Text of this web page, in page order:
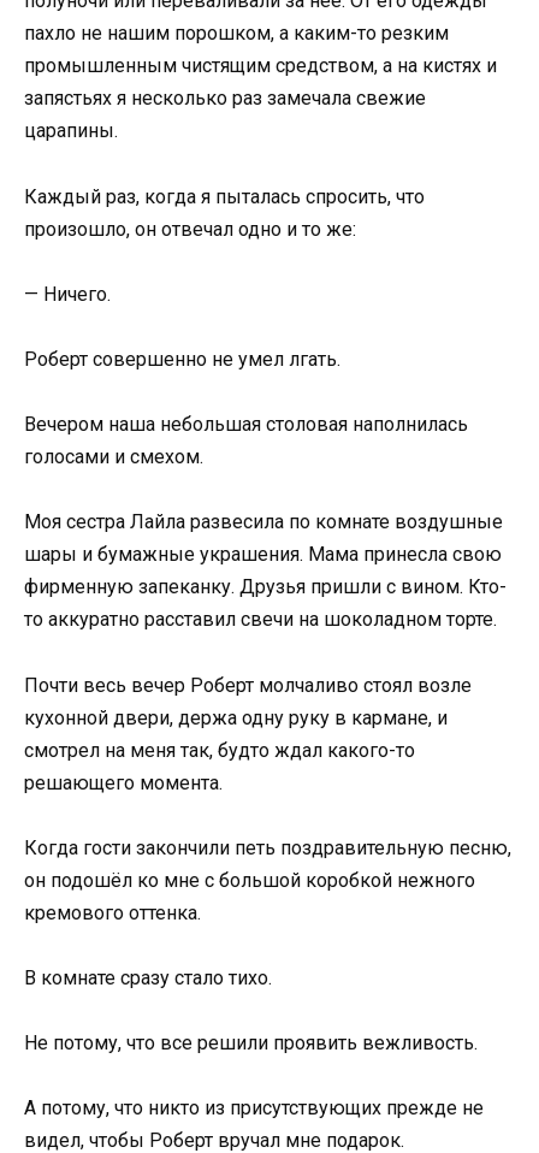
пахло не нашим порошком, а каким-то резким
промышленным чистящим средством, а на кистях и
запястьях я несколько раз замечала свежие
царапины.
Каждый раз, когда я пыталась спросить, что
произошло, он отвечал одно и то же:
— Ничего.
Роберт совершенно не умел лгать.
Вечером наша небольшая столовая наполнилась
голосами и смехом.
Моя сестра Лайла развесила по комнате воздушные
шары и бумажные украшения. Мама принесла свою
фирменную запеканку. Друзья пришли с вином. Кто-
то аккуратно расставил свечи на шоколадном торте.
Почти весь вечер Роберт молчаливо стоял возле
кухонной двери, держа одну руку в кармане, и
смотрел на меня так, будто ждал какого-то
решающего момента.
Когда гости закончили петь поздравительную песню,
он подошёл ко мне с большой коробкой нежного
кремового оттенка.
В комнате сразу стало тихо.
Не потому, что все решили проявить вежливость.
А потому, что никто из присутствующих прежде не
видел, чтобы Роберт вручал мне подарок.